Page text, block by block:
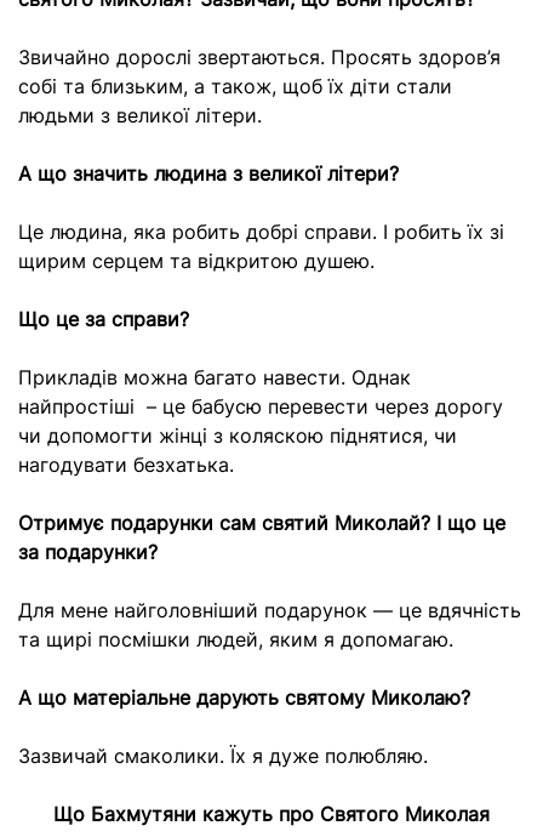
Звичайно дорослі звертаються. Просять здоров’я
собі та близьким, а також, щоб їх діти стали
людьми з великої літери.
А що значить людина з великої літери?
Це людина, яка робить добрі справи. І робить їх зі
щирим серцем та відкритою душею.
Що це за справи?
Прикладів можна багато навести. Однак
найпростіші – це бабусю перевести через дорогу
чи допомогти жінці з коляскою піднятися, чи
нагодувати безхатька.
Отримує подарунки сам святий Миколай? І що це
за подарунки?
Для мене найголовніший подарунок — це вдячність
та щирі посмішки людей, яким я допомагаю.
А що матеріальне дарують святому Миколаю?
Зазвичай смаколики. Їх я дуже полюбляю.
Що Бахмутяни кажуть про Святого Миколая